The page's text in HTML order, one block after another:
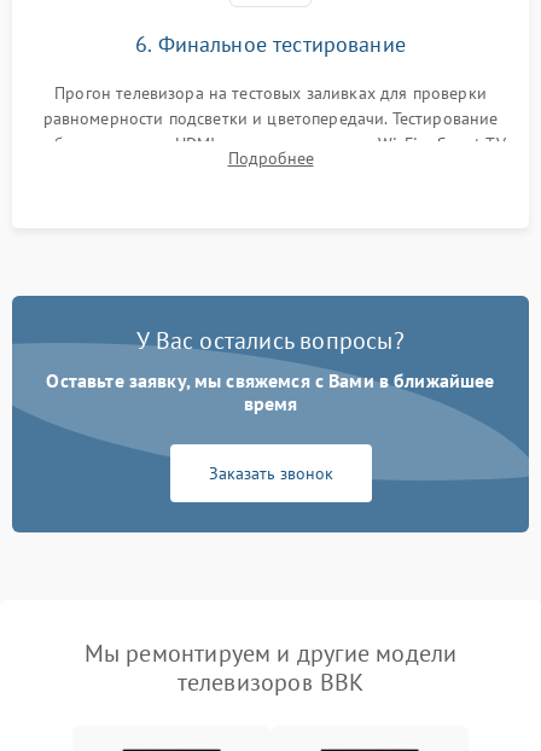
6. Финальное тестирование
Прогон телевизора на тестовых заливках для проверки
равномерности подсветки и цветопередачи. Тестирование
работы разъемов HDMI, динамиков, модуля Wi-Fi и Smart TV
в рабочем режиме в течение нескольких часов.
Подробнее
У Вас остались вопросы?
Оставьте заявку, мы свяжемся с Вами в ближайшее
время
Заказать звонок
Мы ремонтируем и другие модели
телевизоров BBK